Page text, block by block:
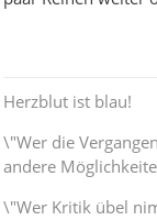
Herzblut ist blau!
\"Wer die
andere
\"Wer Kritik übel